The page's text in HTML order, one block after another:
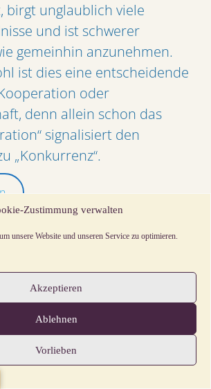
Zustimmung verwalten
unsere Website und unseren Service zu optimieren.
Akzeptieren
Ablehnen
Vorlieben
birgt unglaublich viele
und ist schwerer
gemeinhin anzunehmen.
ist dies eine entscheidende
oder
denn allein schon das
signalisiert den
„Konkurrenz“.